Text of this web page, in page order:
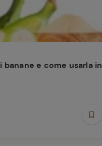
banane e come usarla in